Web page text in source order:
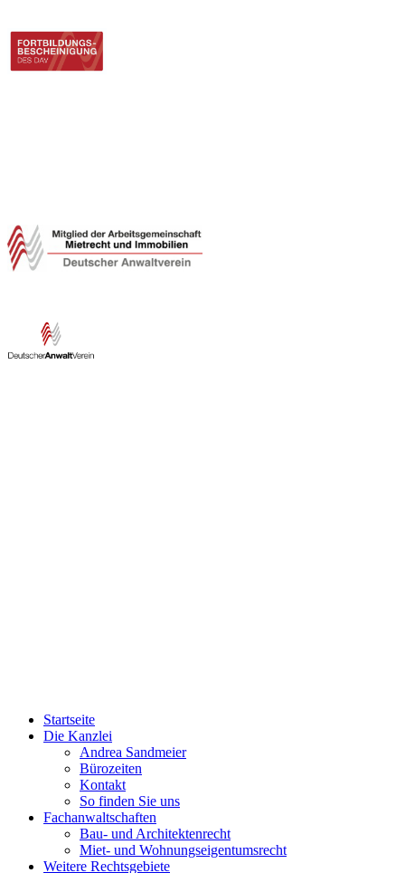
Startseite
Die Kanzlei
Andrea Sandmeier
Bürozeiten
Kontakt
So finden Sie uns
Fachanwaltschaften
Bau- und Architektenrecht
Miet- und Wohnungseigentumsrecht
Weitere Rechtsgebiete